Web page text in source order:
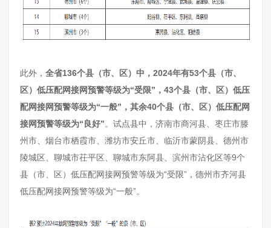
此外， 全省136个县（市、区）中，2024年有53个县（市、
区）低压配网接网预警等级为“受限”，43个县（市、区）低压
配网接网预警等级为“一般”，其余40个县（市、区）低压配网
接网预警等级为“良好”。试点县中，济南市商河县、枣庄市滕
州市、烟台市栖霞市、潍坊市安丘市、临沂市蒙阴县、德州市
陵城区、聊城市茌平区、聊城市东阿县、滨州市沾化区等9个
县（市、区）低压配网接网预警等级为“受限”，德州市齐河县
低压配网接网预警等级为“一般”。